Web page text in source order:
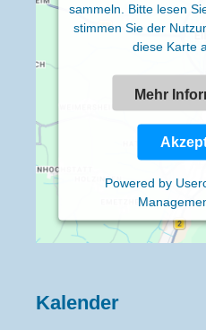
sammeln. Bitte lesen
stimmen Sie der
diese Karte
Mehr
Powered by
Kalender